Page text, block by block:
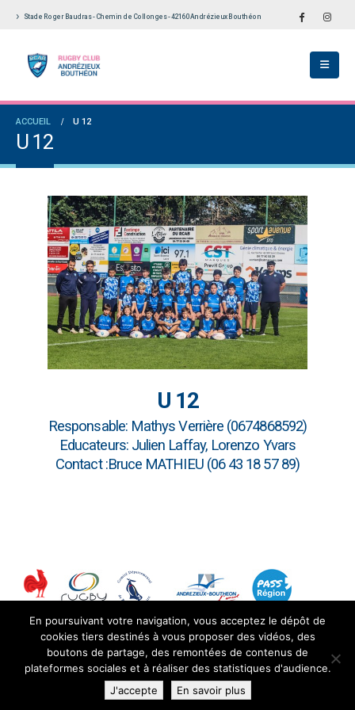
Stade Roger Baudras - Chemin de Collonges - 42160 Andrézieux Bouthéon
ACCUEIL U 12
U 12
U 12
Responsable: Mathys Verrière (0674868592)
Educateurs: Julien Laffay, Lorenzo Yvars
Contact :Bruce MATHIEU (06 43 18 57 89)
Mentions légales
En poursuivant votre navigation, vous acceptez le dépôt de
cookies tiers destinés à vous proposer des vidéos, des
boutons de partage, des remontées de contenus de
plateformes sociales et à réaliser des statistiques d'audience.
J'accepte
En savoir plus